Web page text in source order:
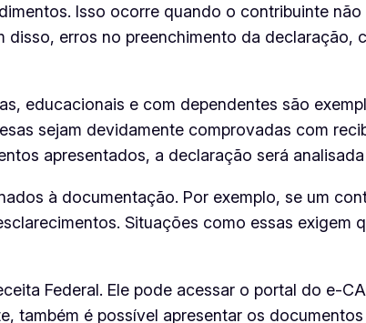
Isso ocorre quando o contribuinte
erros no preenchimento da
educacionais e com dependentes são
sejam devidamente comprovadas com
apresentados, a declaração será
à documentação. Por exemplo, se um
Situações como essas exigem
Federal. Ele pode acessar o portal do e-
também é possível apresentar os